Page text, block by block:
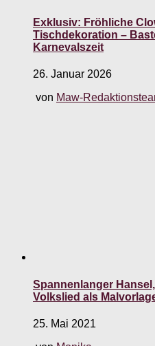
Exklusiv: Fröhliche
Tischdekoration –
Karnevalszeit
26. Januar 2026
von Maw-
Spannenlanger
Volkslied als
25. Mai 2021